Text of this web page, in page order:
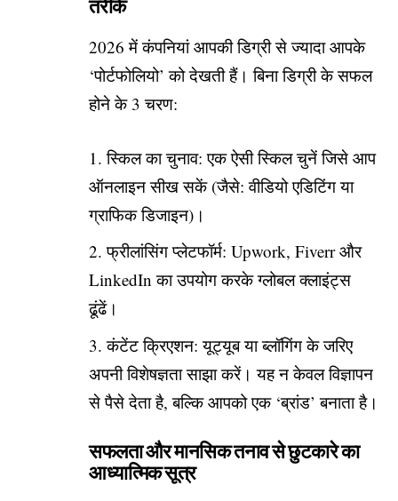
तरीके
2026 में कंपनियां आपकी डिग्री से ज्यादा आपके
‘पोर्टफोलियो’ को देखती हैं। बिना डिग्री के सफल
होने के 3 चरण:
स्किल का चुनाव: एक ऐसी स्किल चुनें जिसे आप
ऑनलाइन सीख सकें (जैसे: वीडियो एडिटिंग या
ग्राफिक डिजाइन)।
फ्रीलांसिंग प्लेटफॉर्म: Upwork, Fiverr और
LinkedIn का उपयोग करके ग्लोबल क्लाइंट्स
ढूंढें।
कंटेंट क्रिएशन: यूट्यूब या ब्लॉगिंग के जरिए
अपनी विशेषज्ञता साझा करें। यह न केवल विज्ञापन
से पैसे देता है, बल्कि आपको एक ‘ब्रांड’ बनाता है।
सफलता और मानसिक तनाव से छुटकारे का
आध्यात्मिक सूत्र